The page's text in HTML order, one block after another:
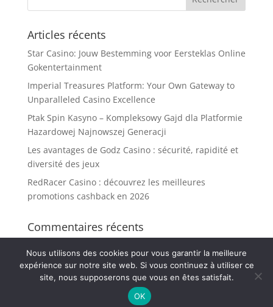
Articles récents
Star Casino: Jouw Bestemming voor Eersteklas Online
Gokentertainment
Imperial Treasures Platform: Your Own Gateway to
Unparalleled Casino Excellence
Ptak Spin Kasyno – Kompleksowy Gajd dla Platformie
Hazardowej Najnowszej Generacji
Les avantages de Godz Casino : sécurité, rapidité et
diversité des jeux
RedRacer Casino : découvrez les meilleures
promotions cashback en 2026
Commentaires récents
Nous utilisons des cookies pour vous garantir la meilleure
expérience sur notre site web. Si vous continuez à utiliser ce
site, nous supposerons que vous en êtes satisfait.
OK